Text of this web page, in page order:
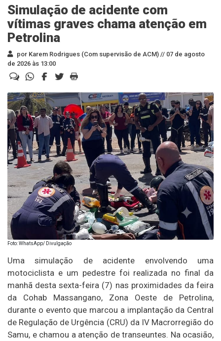
Simulação de acidente com
vítimas graves chama atenção em
Petrolina
por Karem Rodrigues (Com supervisão de ACM) // 07 de agosto
de 2026 às 13:00
Foto: WhatsApp/ Divulgação
Uma simulação de acidente envolvendo uma
motociclista e um pedestre foi realizada no final da
manhã desta sexta-feira (7) nas proximidades da feira
da Cohab Massangano, Zona Oeste de Petrolina,
durante o evento que marcou a implantação da Central
de Regulação de Urgência (CRU) da IV Macrorregião do
Samu, e chamou a atenção de transeuntes. Na ocasião,